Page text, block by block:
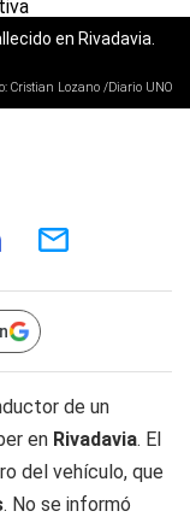
en Rivadavia.
Cristian Lozano /Diario UNO
de un
en Rivadavia. El
del vehículo, que
. No se informó